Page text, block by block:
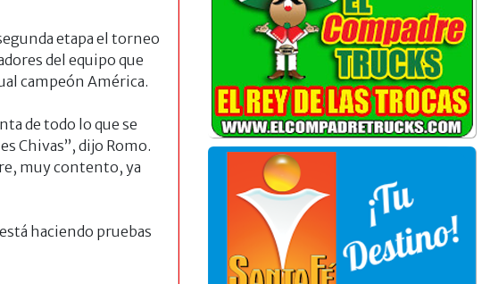
etapa el torneo
del equipo que
campeón América.
de todo lo que se
Chivas”, dijo Romo.
muy contento, ya
haciendo pruebas